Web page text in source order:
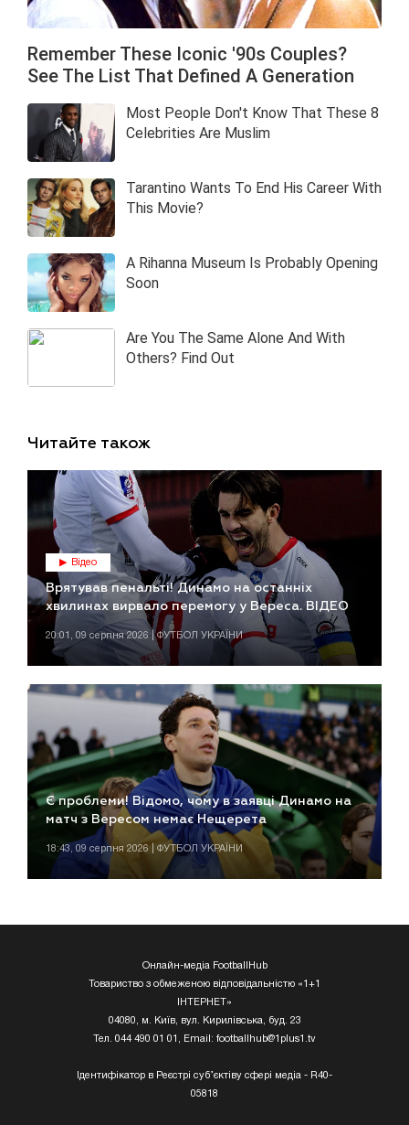
Читайте також
Відео
Врятував пенальті! Динамо на останніх
хвилинах вирвало перемогу у Вереса. ВІДЕО
20:01, 09 серпня 2026 | ФУТБОЛ УКРАЇНИ
Є проблеми! Відомо, чому в заявці Динамо на
матч з Вересом немає Нещерета
18:43, 09 серпня 2026 | ФУТБОЛ УКРАЇНИ
Онлайн-медіа FootballHub
Товариство з обмеженою відповідальністю «1+1
ІНТЕРНЕТ»
04080, м. Київ, вул. Кирилівська, буд. 23
Тел. 044 490 01 01, Email: footballhub@1plus1.tv
Ідентифікатор в Реєстрі суб’єктіву сфері медіа - R40-
05818